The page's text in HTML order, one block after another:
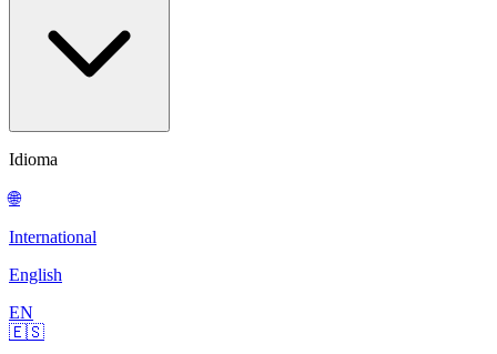
Idioma
🌐
International
English
EN
🇪🇸